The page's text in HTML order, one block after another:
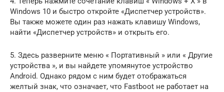
Windows 10 и быстро откройте «Диспетчер устройств».
Вы также можете один раз нажать клавишу Windows,
найти «Диспетчер устройств» и открыть его.
5. Здесь разверните меню « Портативный » или « Другие
устройства », и вы найдете упомянутое устройство
Android. Однако рядом с ним будет отображаться
желтый знак, что означает, что Fastboot не работает на